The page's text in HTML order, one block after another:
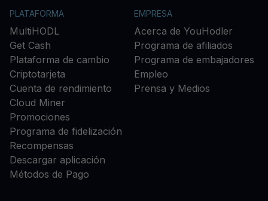
PLATAFORMA
MultiHODL
Get Cash
Plataforma de cambio
Criptotarjeta
Cuenta de rendimiento
Cloud Miner
Promociones
Programa de fidelización
Recompensas
Descargar aplicación
Métodos de Pago
EMPRESA
Acerca de YouHodler
Programa de afiliados
Programa de embajadores
Empleo
Prensa y Medios